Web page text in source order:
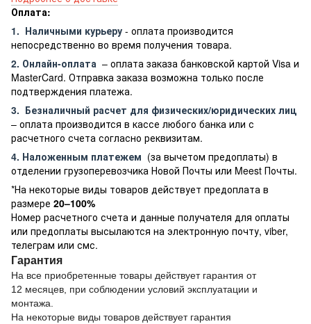
Оплата:
1. Наличными курьеру - оплата производится
непосредственно во время получения товара.
2. Онлайн-оплата – оплата заказа банковской картой Visa и
MasterCard. Отправка заказа возможна только после
подтверждения платежа.
3. Безналичный расчет для физических/юридических лиц
– оплата производится в кассе любого банка или с
расчетного счета согласно реквизитам.
4. Наложенным платежем (за вычетом предоплаты) в
отделении грузоперевозчика Новой Почты или Meest Почты.
*На некоторые виды товаров действует предоплата в
размере 20–100%
Номер расчетного счета и данные получателя для оплаты
или предоплаты высылаются на электронную почту, viber,
телеграм или смс.
Гарантия
На все приобретенные товары действует гарантия от
12 месяцев, при соблюдении условий эксплуатации и
монтажа.
На некоторые виды товаров действует гарантия